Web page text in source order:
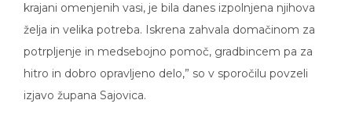
krajani omenjenih vasi, je bila danes izpolnjena njihova
želja in velika potreba. Iskrena zahvala domačinom za
potrpljenje in medsebojno pomoč, gradbincem pa za
hitro in dobro opravljeno delo,” so v sporočilu povzeli
izjavo župana Sajovica.